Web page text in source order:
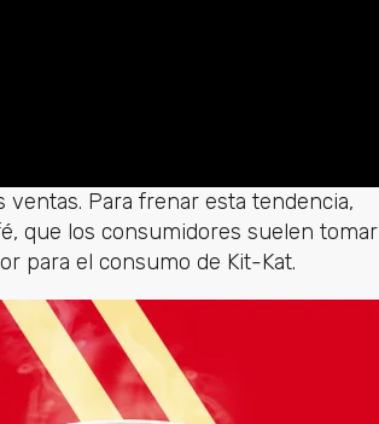
Para frenar esta tendencia,
que los consumidores suelen tomar
para el consumo de Kit-Kat.